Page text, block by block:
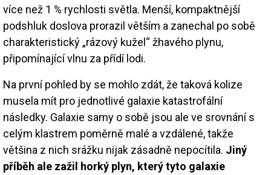
více než 1 % rychlosti světla. Menší, kompaktnější
podshluk doslova prorazil větším a zanechal po sobě
charakteristický „rázový kužel“ žhavého plynu,
připomínající vlnu za přídí lodi.
Na první pohled by se mohlo zdát, že taková kolize
musela mít pro jednotlivé galaxie katastrofální
následky. Galaxie samy o sobě jsou ale ve srovnání s
celým klastrem poměrně malé a vzdálené, takže
většina z nich srážku nijak zásadně nepocítila. Jiný
příběh ale zažil horký plyn, který tyto galaxie